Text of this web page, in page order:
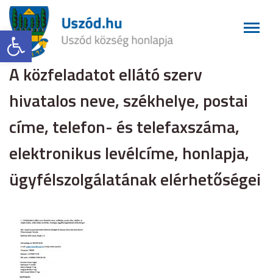
Eszköztár megnyitása
A közfeladatot ellátó szerv
hivatalos neve, székhelye, postai
címe, telefon- és telefaxszáma,
elektronikus levélcíme, honlapja,
ügyfélszolgálatának elérhetőségei